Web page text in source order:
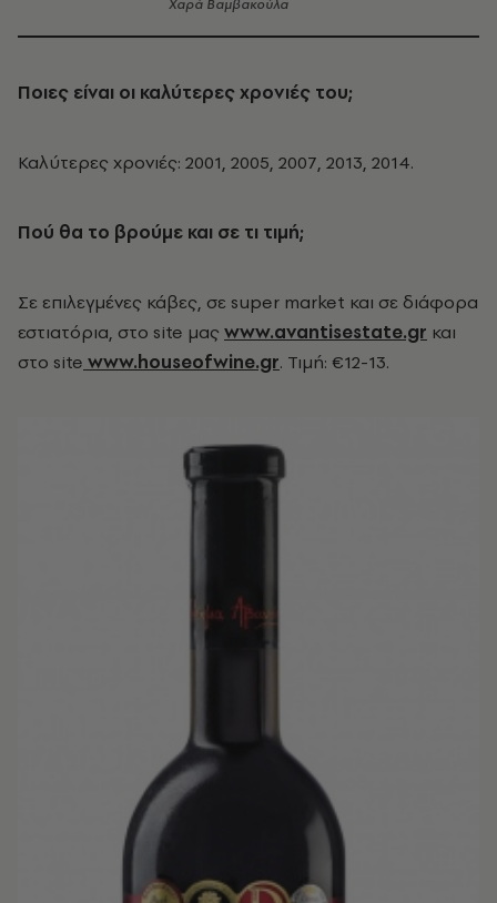
Χαρά Βαμβακούλα
Ποιες είναι οι καλύτερες χρονιές του;
Καλύτερες χρονιές: 2001, 2005, 2007, 2013, 2014.
Πού θα το βρούμε και σε τι τιμή;
Σε επιλεγμένες κάβες, σε super market και σε διάφορα
εστιατόρια, στο site μας www.avantisestate.gr και
στο site www.houseofwine.gr. Τιμή: €12-13.